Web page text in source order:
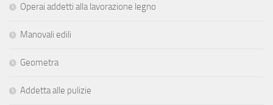
Operai addetti alla lavorazione legno
Manovali edili
Geometra
Addetta alle pulizie